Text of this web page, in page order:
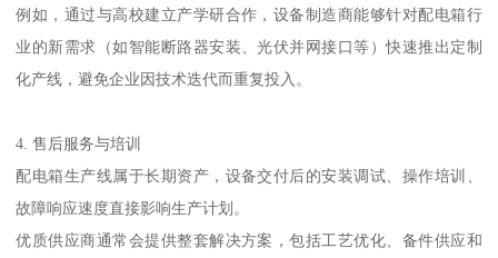
例如，通过与高校建立产学研合作，设备制造商能够针对配电箱行
业的新需求（如智能断路器安装、光伏并网接口等）快速推出定制
化产线，避免企业因技术迭代而重复投入。
4. 售后服务与培训
配电箱生产线属于长期资产，设备交付后的安装调试、操作培训、
故障响应速度直接影响生产计划。
优质供应商通常会提供整套解决方案，包括工艺优化、备件供应和